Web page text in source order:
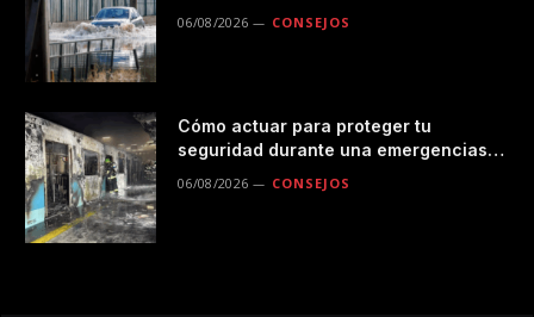
06/08/2026 CONSEJOS
Cómo actuar para proteger tu
seguridad durante una emergencias
06/08/2026 CONSEJOS